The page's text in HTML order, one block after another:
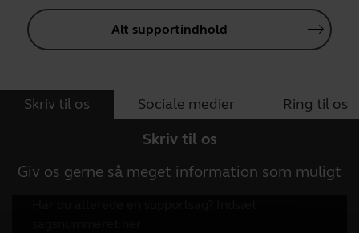
Alt supportindhold
Skriv til os Sociale medier Ring til os
Skriv til os
Giv os gerne så meget information som muligt